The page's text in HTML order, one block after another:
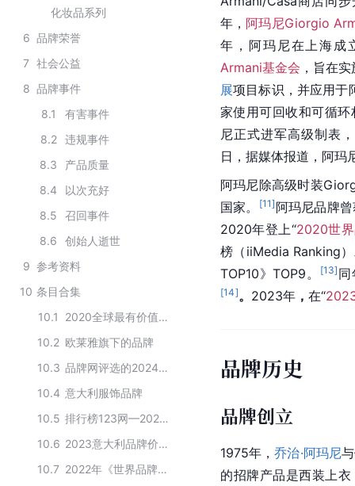
化妆品系列
6 品牌荣誉
7 社会公益
8 品牌事件
8.1
有害事件
8.2
违规事件
8.3
产品质量
8.4
以次充好
8.5
召回事件
8.6
创始人逝世
9 参考资料
10 条目合集
10.1
2020全球最有价值的50个服饰品牌
10.2 欧莱雅旗下的品牌
10.3
品牌网评选的2024年针扣皮带十大品牌
10.4 意大利服饰品牌
10.5
排行榜123网—2024年7月香根草香水品牌榜
10.6
2023意大利品牌价值前32强
10.7
2022年《世界品牌500强》意大利品牌榜
年， 阿玛尼Giorgio
年，阿玛尼在上海成
Armani基金会 ，旨在
展项目标识，并应用于
家使用可回收和可循
尼正式进军高级制表
日，据媒体报道，阿玛
阿玛尼除高级时装
国家。
[11] 阿玛尼品牌
2020年登上“2020世
榜（iiMedia Ranking
TOP10》TOP9。
[13] 同
[14]。 2023年， 在“
品牌历史
品牌创立
1975年，乔治·阿玛尼
的招牌产品是西装上